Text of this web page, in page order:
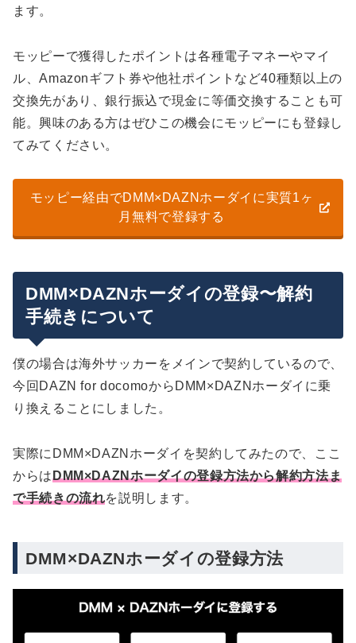
ます。
モッピーで獲得したポイントは各種電子マネーやマイ
ル、Amazonギフト券や他社ポイントなど40種類以上の
交換先があり、銀行振込で現金に等価交換することも可
能。興味のある方はぜひこの機会にモッピーにも登録し
てみてください。
モッピー経由でDMM×DAZNホーダイに実質1ヶ
月無料で登録する
DMM×DAZNホーダイの登録〜解約
手続きについて
僕の場合は海外サッカーをメインで契約しているので、
今回DAZN for docomoからDMM×DAZNホーダイに乗
り換えることにしました。
実際にDMM×DAZNホーダイを契約してみたので、ここ
からはDMM×DAZNホーダイの登録方法から解約方法ま
で手続きの流れを説明します。
DMM×DAZNホーダイの登録方法